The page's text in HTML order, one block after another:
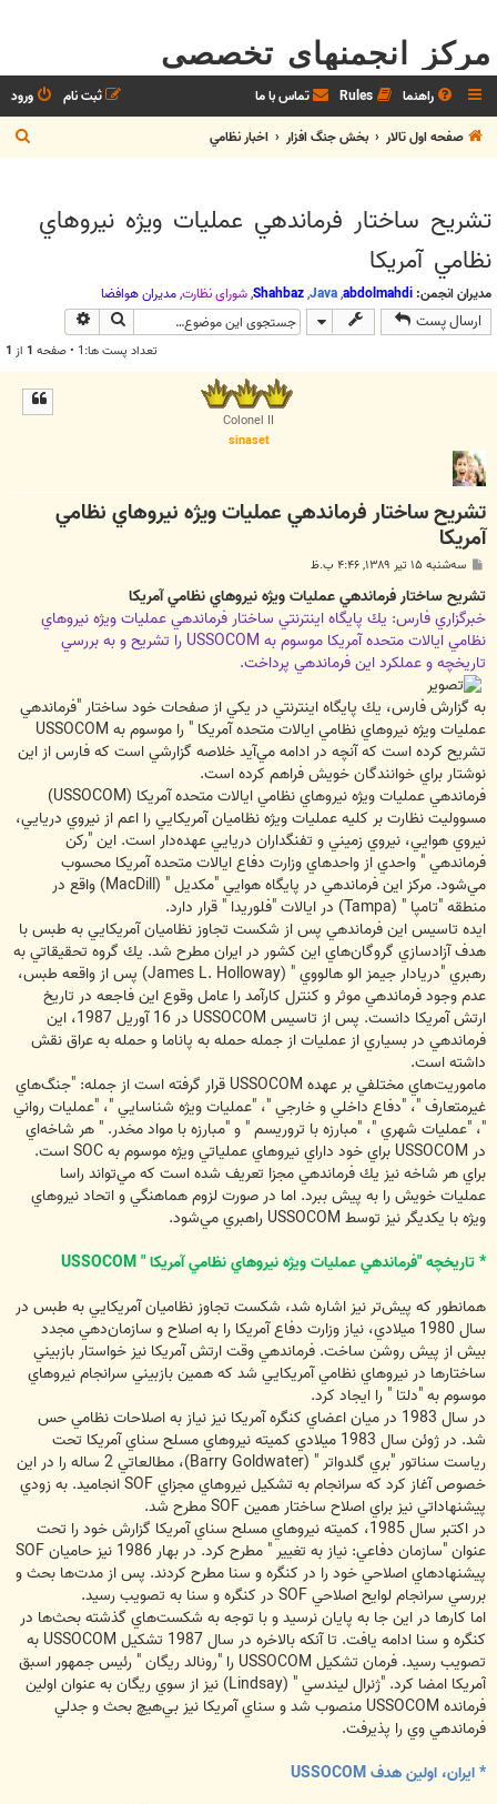
مرکز انجمنهای تخصصی
راهنما Rules تماس با ما ورود
ثبت نام
صفحه اول تالار
بخش جنگ افزار اخبار نظامي
س
تشريح ساختار فرماندهي عمليات ويژه نيروهاي
نظامي آمريكا
مدیران انجمن: abdolmahdi
,
Java
,
Shahbaz
,شوراي نظارت,مديران هوافضا
ارسال پست جستجو
تعداد پست ها:1 • صفحه 1 از 1
Colonel II
sinaset
تشريح ساختار فرماندهي عمليات ويژه نيروهاي نظامي
آمريكا
ت
سه‌شنبه ۱۵ تیر ۱۳۸۹, ۴:۴۶ ب.ظ
تشريح ساختار فرماندهي عمليات ويژه نيروهاي نظامي آمريكا
خبرگزاري فارس: يك پايگاه اينترنتي ساختار فرماندهي عمليات ويژه نيروهاي
نظامي ايالات متحده آمريكا موسوم به USSOCOM را تشريح و به بررسي
تاريخچه و عملكرد اين فرماندهي پرداخت.
به گزارش فارس، يك پايگاه اينترنتي در يكي از صفحات خود ساختار "فرماندهي
عمليات ويژه نيروهاي نظامي ايالات متحده آمريكا " را موسوم به USSOCOM
تشريح كرده است كه آنچه در ادامه مي‌آيد خلاصه گزارشي است كه فارس از اين
نوشتار براي خوانندگان خويش فراهم كرده است.
فرماندهي عمليات ويژه نيروهاي نظامي ايالات متحده آمريكا (USSOCOM)
مسووليت نظارت بر كليه عمليات ويژه نظاميان آمريكايي را اعم از نيروي دريايي،
نيروي هوايي، نيروي زميني و تفنگداران دريايي عهده‌دار است. اين "ركن
فرماندهي " واحدي از واحدهاي وزارت دفاع ايالات متحده آمريكا محسوب
مي‌شود. مركز اين فرماندهي در پايگاه هوايي "مكديل " (MacDill) واقع در
منطقه "تامپا " (Tampa) در ايالات "فلوريدا " قرار دارد.
ايده تاسيس اين فرماندهي پس از شكست تجاوز نظاميان آمريكايي به طبس با
هدف آزادسازي گروگان‌هاي اين كشور در ايران مطرح شد. يك گروه تحقيقاتي به
رهبري "دريادار جيمز الو هالووي " (James L. Holloway) پس از واقعه طبس،
عدم وجود فرماندهي موثر و كنترل كارآمد را عامل وقوع اين فاجعه در تاريخ
ارتش آمريكا دانست. پس از تاسيس USSOCOM در 16 آوريل 1987، اين
فرماندهي در بسياري از عمليات از جمله حمله به پاناما و حمله به عراق نقش
داشته است.
ماموريت‌هاي مختلفي بر عهده USSOCOM قرار گرفته است از جمله: "جنگ‌هاي
غيرمتعارف "، "دفاع داخلي و خارجي "، "عمليات ويژه شناسايي "، "عمليات رواني
"، "عمليات شهري "، "مبارزه با تروريسم " و "مبارزه با مواد مخدر. " هر شاخه‌اي
در USSOCOM براي خود داراي نيروهاي عملياتي ويژه موسوم به SOC است.
براي هر شاخه نيز يك فرماندهي مجزا تعريف شده است كه مي‌تواند راسا
عمليات خويش را به پيش ببرد. اما در صورت لزوم هماهنگي و اتحاد نيروهاي
ويژه با يكديگر نيز توسط USSOCOM راهبري مي‌شود.
* تاريخچه "فرماندهي عمليات ويژه نيروهاي نظامي آمريكا " USSOCOM
همانطور كه پيش‌تر نيز اشاره شد، شكست تجاوز نظاميان آمريكايي به طبس در
سال 1980 ميلادي، نياز وزارت دفاع آمريكا را به اصلاح و سازمان‌دهي مجدد
بيش از پيش روشن ساخت. فرماندهي وقت ارتش آمريكا نيز خواستار بازبيني
ساختارها در نيروهاي نظامي آمريكايي شد كه همين بازبيني سرانجام نيروهاي
موسوم به "دلتا " را ايجاد كرد.
در سال 1983 در ميان اعضاي كنگره آمريكا نيز نياز به اصلاحات نظامي حس
شد. در ژوئن سال 1983 ميلادي كميته نيروهاي مسلح سناي آمريكا تحت
رياست سناتور "بري گلدواتر " (Barry Goldwater)، مطالعاتي 2 ساله را در اين
خصوص آغاز كرد كه سرانجام به تشكيل نيروهاي مجزاي SOF انجاميد. به زودي
پيشنهاداتي نيز براي اصلاح ساختار همين SOF مطرح شد.
در اكتبر سال 1985، كميته نيروهاي مسلح سناي آمريكا گزارش خود را تحت
عنوان "سازمان دفاعي: نياز به تغيير " مطرح كرد. در بهار 1986 نيز حاميان SOF
پيشنهادهاي اصلاحي خود را در كنگره و سنا مطرح كردند. پس از مدت‌ها بحث و
بررسي سرانجام لوايح اصلاحي SOF در كنگره و سنا به تصويب رسيد.
اما كارها در اين جا به پايان نرسيد و با توجه به شكست‌هاي گذشته بحث‌ها در
كنگره و سنا ادامه يافت. تا آنكه بالاخره در سال 1987 تشكيل USSOCOM به
تصويب رسيد. فرمان تشكيل USSOCOM را "رونالد ريگان " رئيس جمهور اسبق
آمريكا امضا كرد. "ژنرال ليندسي " (Lindsay) نيز از سوي ريگان به عنوان اولين
فرمانده USSOCOM منصوب شد و سناي آمريكا نيز بي‌هيچ بحث و جدلي
فرماندهي وي را پذيرفت.
* ايران، اولين هدف USSOCOM